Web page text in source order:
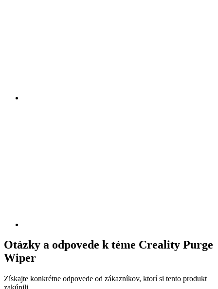
Otázky a odpovede k téme Creality Purge
Wiper
Získajte konkrétne odpovede od zákazníkov, ktorí si tento produkt